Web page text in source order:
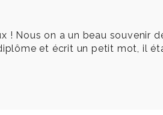
! Nous on a un beau
et écrit un petit mot, il